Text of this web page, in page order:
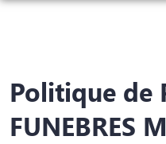
PRÉVOIR SES OBSÈQUES
AGENCE DE PHALEMPIN
AGENCE DE LORGIES
NOTRE CHAMBRE FUNERAIRE
ESPACES HOMMAGES
Politique de
FUNEBRES